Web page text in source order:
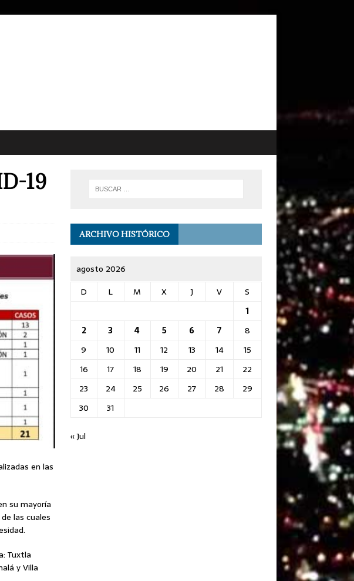
19
en las
su mayoría
las cuales
Tuxtla
y Villa
ARCHIVO HISTÓRICO
agosto 2026
D
L M X J V
S
1
2
3 4 5 6 7
8
9
10 11 12 13 14
15
16
17 18 19 20 21
22
23
24 25 26 27 28
29
30
31
« Jul